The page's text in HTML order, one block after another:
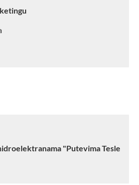
"Putevima Tesle